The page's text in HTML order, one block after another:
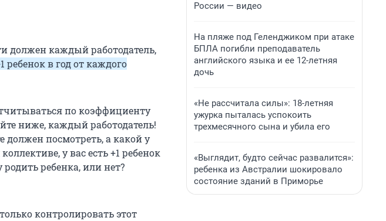
должен каждый работодатель,
ребенок в год от каждого
по коэффициенту
ниже, каждый работодатель!
должен посмотреть, а какой у
у вас есть +1 ребенок
ребенка, или нет?
контролировать этот
России — видео
На пляже под Геленджиком при атаке
БПЛА погибли преподаватель
английского языка и ее 12-летняя
дочь
«Не рассчитала силы»: 18-летняя
ужурка пыталась успокоить
трехмесячного сына и убила его
«Выглядит, будто сейчас развалится»:
ребенка из Австралии шокировало
состояние зданий в Приморье